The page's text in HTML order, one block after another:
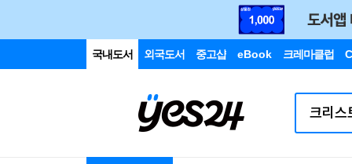
국내도서 외국도서 중고샵 eBook 크레마클럽